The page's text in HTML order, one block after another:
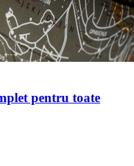
pentru toate